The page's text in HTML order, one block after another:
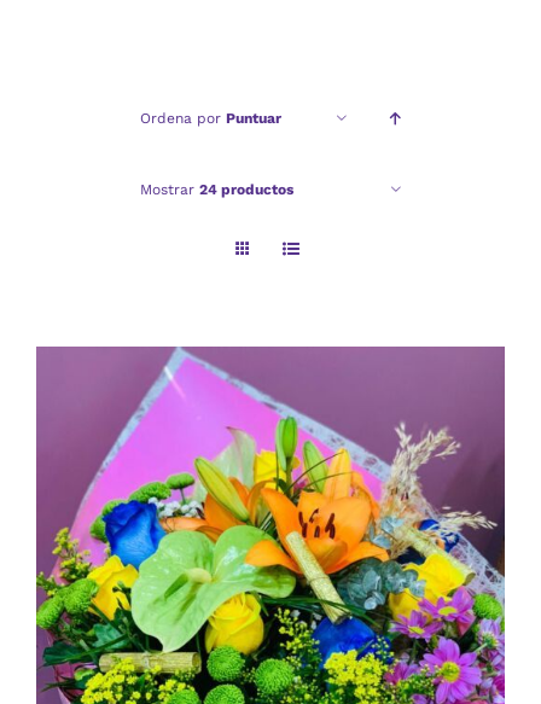
Ordena por Puntuar
Mostrar 24 productos
AÑADIR AL CARRITO
/
DETALLES